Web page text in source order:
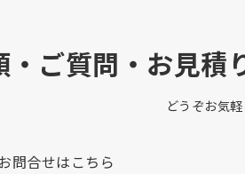
・ご質問・お見積
どうぞお気
問合せはこちら